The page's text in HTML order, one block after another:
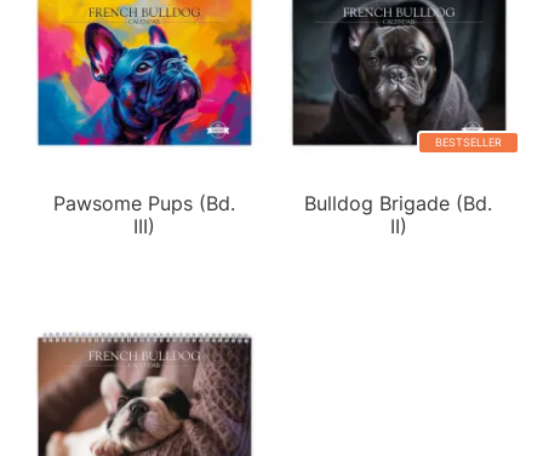
Pawsome Pups (Bd.
III)
BESTSELLER
Bulldog Brigade (Bd.
II)